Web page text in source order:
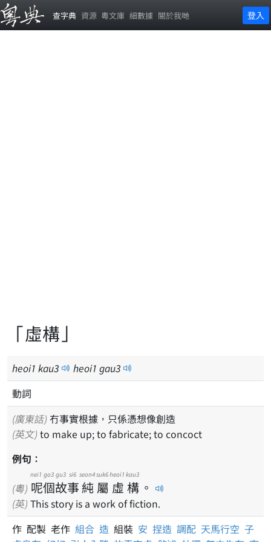
查字典 資源 粵文庫 細數據 關於我哋 登入
「虛構」
heoi1 kau3 heoi1 gau3
動詞
(廣東話) 冇事實根據，只係憑想像創造
(英文) to make up; to fabricate; to concoct
例句：
(粵) 呢
nei1
個
go3
故
gu3
事
si6
純
seon4
屬
suk6
虛
heoi1
構
kau3
。
(英) This story is a work of fiction.
作 配製 老作 組合 造 組裝 安 捏造 調配 天馬行空 子